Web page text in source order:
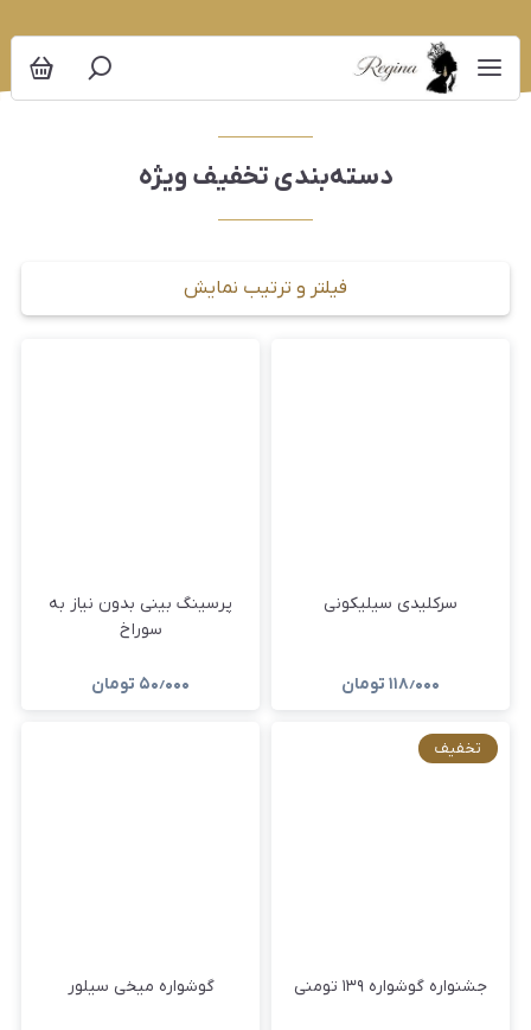
دسته‌بندی تخفیف ویژه
فیلتر و ترتیب نمایش
سرکلیدی سیلیکونی
۱۱۸٫۰۰۰ تومان
پرسینگ بینی بدون نیاز به
سوراخ
۵۰٫۰۰۰ تومان
تخفیف
جشنواره گوشواره ۱۳۹ تومنی گوشواره میخی سیلور